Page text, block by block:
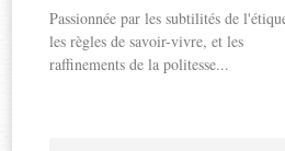
Passionnée par les subtilités de
les règles de savoir-vivre, et les
raffinements de la politesse...